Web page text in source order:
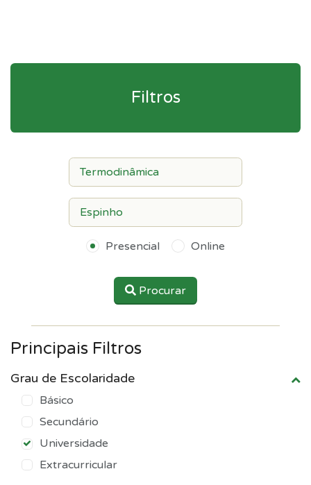
Filtros
Presencial Online
Procurar
Principais Filtros
Grau de Escolaridade
Básico
Secundário
Universidade
Extracurricular